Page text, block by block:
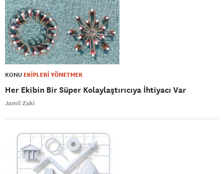
KONU EKİPLERİ YÖNETMEK
Her Ekibin Bir Süper Kolaylaştırıcıya İhtiyacı Var
Jamil Zaki